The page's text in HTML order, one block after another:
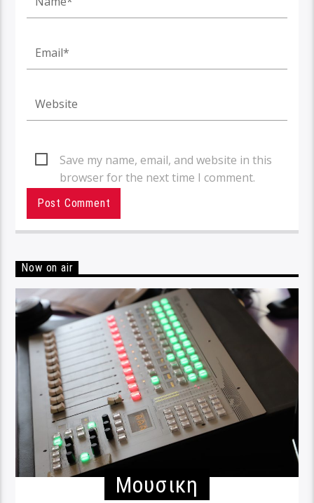
Save my name, email, and website in this
browser for the next time I comment.
Now on air
Μουσικη